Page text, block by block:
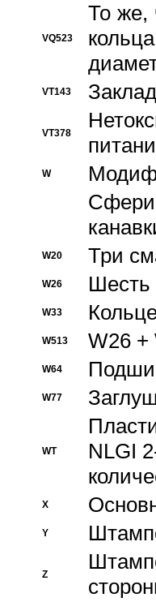
VQ523
То же,
VT143
VT378
W
W20 Три
W26 Шесть
W33
W513 W26 +
W64
W77
WT
NLGI
X
Y
Z